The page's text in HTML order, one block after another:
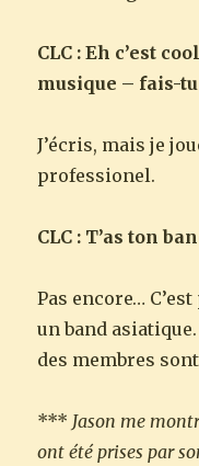
CLC : Eh c’est
musique – fais-
J’écris, mais je
professionel.
CLC : T’as ton
Pas encore…
un band asiatique.
des membres
*** Jason me
ont été prises par